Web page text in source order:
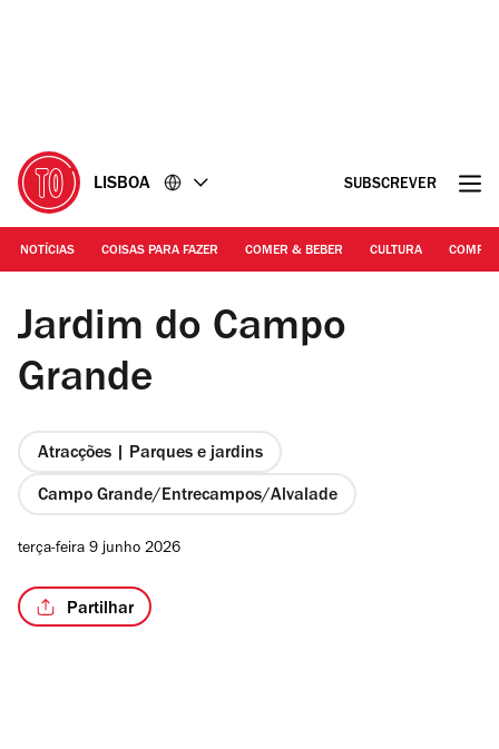
LISBOA SUBSCREVER
NOTÍCIAS COISAS PARA FAZER COMER & BEBER CULTURA
Manuel Manso
Jardim do Campo
Grande
Atracções | Parques e jardins
Campo Grande/Entrecampos/Alvalade
terça-feira 9 junho 2026
Partilhar